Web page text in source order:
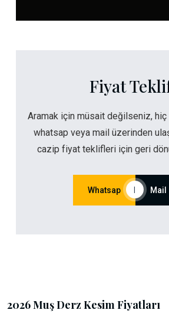
Fiyat
Aramak için müsait değilseniz,
whatsap veya mail üzerinden
cazip fiyat teklifleri için geri
Whatsap
2026 Muş Derz Kesim Fiyatları